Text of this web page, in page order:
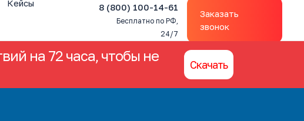
Кейсы 8 (800) 100-14-61
Бесплатно по РФ,
24/7
Заказать
звонок
на 72 часа, чтобы не
Скачать